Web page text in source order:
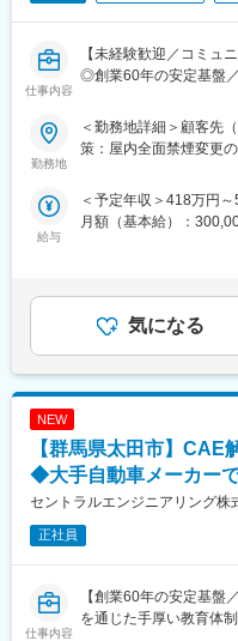
仕事内容
【未経験歓迎／コミュ
◎創業60年の安定基盤
得率100％】
値解析（CAE）業務を
・重工業プラント設備
■業務詳細：
・3D-CAD（NX等）を
・メッシャー（
条件の設定
実行
・解析結果のデータ集
の作成
・顧客（グループ内外
件の確認
・CAD、メッシャー：
・ソルバー：Abaqus、
勤務地
＜勤務地詳細＞顧客先
策：屋内全面禁煙変更
給与
＜予定年収＞418万円
月額（基本給）：
じて上下する可能性が
記です。気になる
NEW
【群馬県太田市】CAE
◆大手自動車メーカー
セントラルエンジニアリング株
正社員
仕事内容
【創業60年の安定基盤
を通じた手厚い教育体制